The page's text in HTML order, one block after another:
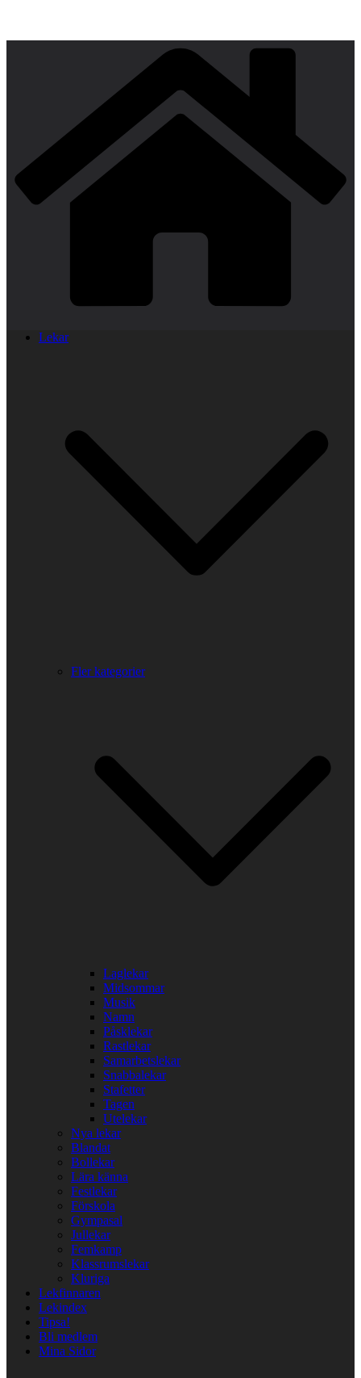
Lekar
Fler kategorier
Laglekar
Midsommar
Musik
Namn
Påsklekar
Rastlekar
Samarbetslekar
Snabbalekar
Stafetter
Tagen
Utelekar
Nya lekar
Blandat
Bollekar
Lära känna
Festlekar
Förskola
Gympasal
Jullekar
Femkamp
Klassrumslekar
Kluriga
Lekfinnaren
Lekindex
Tipsa!
Bli medlem
Mina Sidor